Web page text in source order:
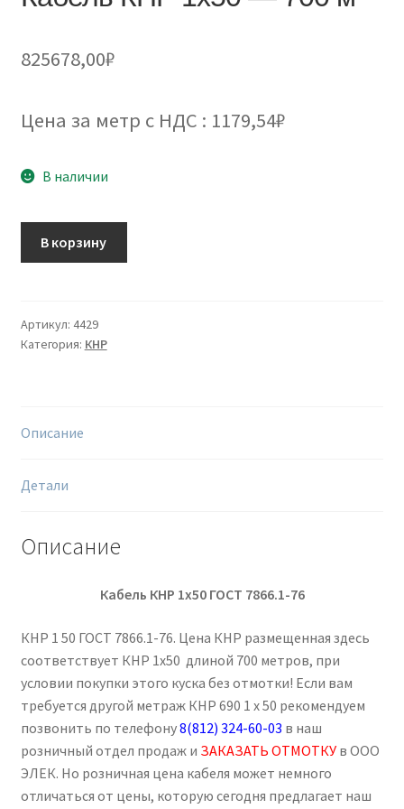
825678,00₽
Цена за метр с НДС : 1179,54₽
В наличии
1х50
-
В корзину
Артикул: 4429
Категория: КНР
Описание
Детали
Описание
Кабель КНР 1х50 ГОСТ 7866.1-76
КНР 1 50 ГОСТ 7866.1-76. Цена КНР размещенная здесь
соответствует КНР 1х50 длиной 700 метров, при
условии покупки этого куска без отмотки! Если вам
требуется другой метраж КНР 690 1 х 50 рекомендуем
позвонить по телефону8(812) 324-60-03 в наш
розничный отдел продаж и ЗАКАЗАТЬ ОТМОТКУв ООО
ЭЛЕК. Но розничная цена кабеля может немного
отличаться от цены, которую сегодня предлагает наш